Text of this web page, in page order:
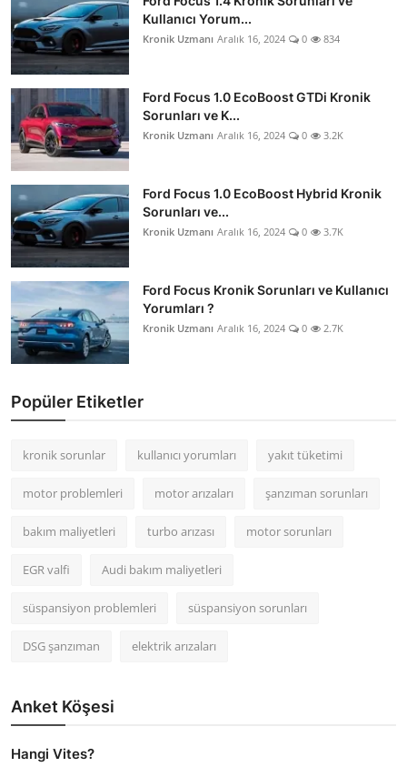
Kullanıcı Yorum...
Kronik Uzmanı Aralık 16, 2024 0 834
Ford Focus 1.0 EcoBoost GTDi Kronik
Sorunları ve K...
Kronik Uzmanı Aralık 16, 2024 0 3.2K
Ford Focus 1.0 EcoBoost Hybrid Kronik
Sorunları ve...
Kronik Uzmanı Aralık 16, 2024 0 3.7K
Ford Focus Kronik Sorunları ve Kullanıcı
Yorumları ?
Kronik Uzmanı Aralık 16, 2024 0 2.7K
Popüler Etiketler
kronik sorunlar kullanıcı yorumları yakıt tüketimi
motor problemleri motor arızaları şanzıman sorunları
bakım maliyetleri turbo arızası motor sorunları
EGR valfi Audi bakım maliyetleri
süspansiyon problemleri süspansiyon sorunları
DSG şanzıman elektrik arızaları
Anket Köşesi
Hangi Vites?